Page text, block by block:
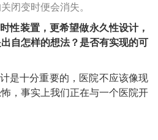
闭变时便会消失。
性装置，更希望做永久性设计，
自怎样的想法？是否有实现的可
是十分重要的，医院不应该像现
，事实上我们正在与一个医院开